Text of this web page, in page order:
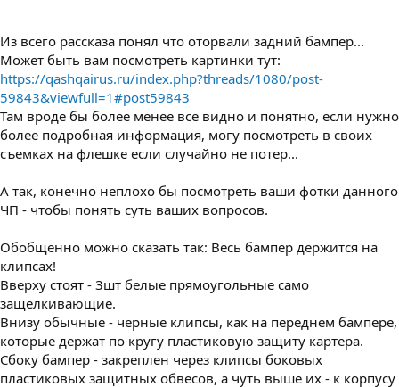
Из всего рассказа понял что оторвали задний бампер...
Может быть вам посмотреть картинки тут:
https://qashqairus.ru/index.php?threads/1080/post-
59843&viewfull=1#post59843
Там вроде бы более менее все видно и понятно, если нужно
более подробная информация, могу посмотреть в своих
съемках на флешке если случайно не потер...
А так, конечно неплохо бы посмотреть ваши фотки данного
ЧП - чтобы понять суть ваших вопросов.
Обобщенно можно сказать так: Весь бампер держится на
клипсах!
Вверху стоят - 3шт белые прямоугольные само
защелкивающие.
Внизу обычные - черные клипсы, как на переднем бампере,
которые держат по кругу пластиковую защиту картера.
Сбоку бампер - закреплен через клипсы боковых
пластиковых защитных обвесов, а чуть выше их - к корпусу